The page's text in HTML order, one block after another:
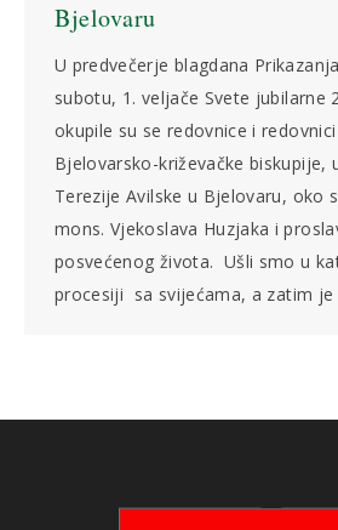
Bjelovaru
U predvečerje blagdana
subotu, 1. veljače Svete jubilarne
okupile su se redovnice i
Bjelovarsko-križevačke biskupije,
Terezije Avilske u Bjelovaru, oko
mons. Vjekoslava Huzjaka i
posvećenog života. Ušli smo u
procesiji sa svijećama, a zatim